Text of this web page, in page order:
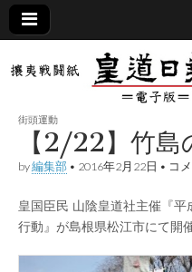
皇道
日報
（防
共新
敬神
尊皇
｜昭
和八
年創
刊
実
践
攘夷
街頭運動
【2/22】竹島
by編集部 • 2016年2月22日 • 【
の
日
は
コ
皇国臣民 山陰皇道社主催『
行動』が島根県松江市にて開